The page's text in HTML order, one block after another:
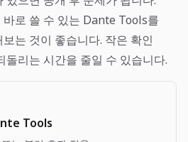
로 쓸 수 있는 Dante Tools를
는 것이 좋습니다. 작은 확인
돌리는 시간을 줄일 수 있습니다.
Tools